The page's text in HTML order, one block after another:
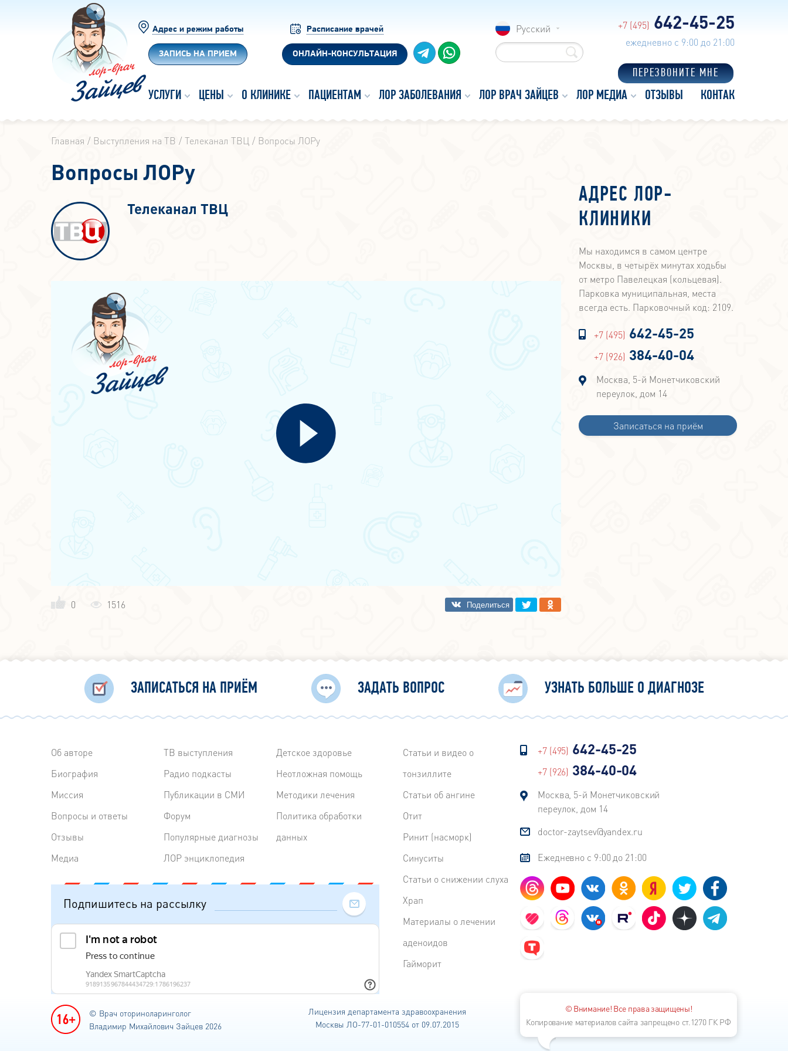
Адрес и режим работы
ЗАПИСЬ НА ПРИЕМ
Расписание врачей
ОНЛАЙН-КОНСУЛЬТАЦИЯ
Русский +7 (495) 642-45-25
ежедневно с 9:00 до 21:00
ПЕРЕЗВОНИТЕ МНЕ
УСЛУГИ ЦЕНЫ О КЛИНИКЕ ПАЦИЕНТАМ ЛОР ЗАБОЛЕВАНИЯ ЛОР ВРАЧ ЗАЙЦЕВ ЛОР МЕДИА ОТЗЫВЫ КОНТАКТЫ
Главная Выступления на ТВ Телеканал ТВЦ Вопросы ЛОРу
Вопросы ЛОРу
Телеканал ТВЦ
0 1516
АДРЕС ЛОР-
КЛИНИКИ
Мы находимся в самом центре
Москвы, в четырёх минутах ходьбы
от метро Павелецкая (кольцевая).
Парковка муниципальная, места
всегда есть. Парковочный код: 2109.
+7 (495) 642-45-25
+7 (926) 384-40-04
Москва, 5-й Монетчиковский
переулок, дом 14
Записаться на приём
ЗАПИСАТЬСЯ НА ПРИЁМ ЗАДАТЬ ВОПРОС УЗНАТЬ БОЛЬШЕ О ДИАГНОЗЕ
Об авторе
Биография
Миссия
Вопросы и ответы
Отзывы
Медиа
ТВ выступления
Радиo подкасты
Публикации в СМИ
Форум
Популярные диагнозы
ЛОР энциклопедия
Детское здоровье
Неотложная помощь
Методики лечения
Политика обработки
данных
Подпишитесь на рассылку
Статьи и видео о
тонзиллите
Статьи об ангине
Отит
Ринит (насморк)
Синуситы
Статьи о снижении слуха
Храп
Материалы о лечении
аденоидов
Гайморит
+7 (495) 642-45-25
+7 (926) 384-40-04
Москва, 5-й Монетчиковский
переулок, дом 14
doctor-zaytsev@yandex.ru
Ежедневно с 9:00 до 21:00
© Врач оториноларинголог
Владимир Михайлович Зайцев 2026
Лицензия департаментаздравоохранения
Москвы ЛО-77-01-010554 от 09.07.2015
© Внимание! Все права защищены!
Копирование материалов сайта запрещено ст.1270 ГК РФ